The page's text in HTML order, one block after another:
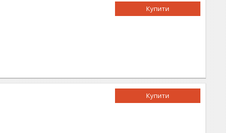
Купити
Купити